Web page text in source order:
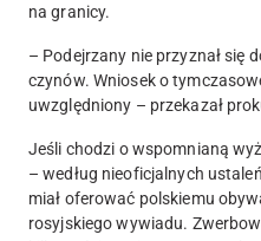
na granicy.
– Podejrzany nie przyznał się
czynów. Wniosek o
uwzględniony – przekazał
Jeśli chodzi o wspomnianą
– według nieoficjalnych
miał oferować polskiemu
rosyjskiego wywiadu.